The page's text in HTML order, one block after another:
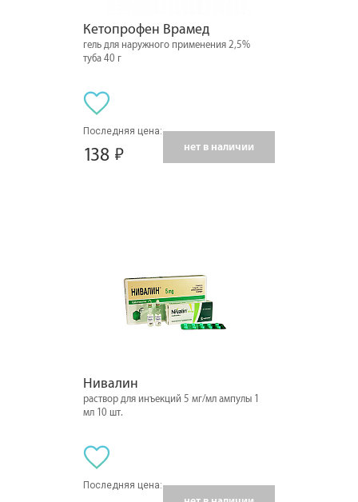
Кетопрофен Врамед
гель для наружного применения 2,5%
туба 40 г
Последняя цена:
138 нет в наличии
Нивалин
раствор для инъекций 5 мг/мл ампулы 1
мл 10 шт.
Последняя цена: